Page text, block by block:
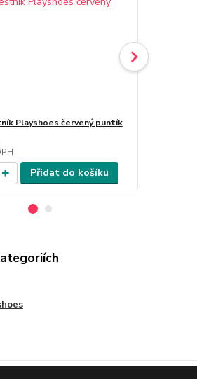
Playshoes červený puntík
Přidat do košíku